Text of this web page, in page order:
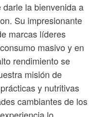
darle la bienvenida a
Su impresionante
marcas líderes
masivo y en
rendimiento se
misión de
y nutritivas
cambiantes de los